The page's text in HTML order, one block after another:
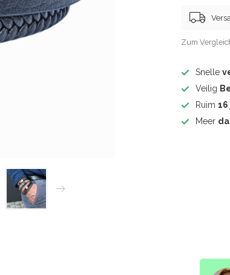
Zum
Snelle
Veilig
Ruim
Meer